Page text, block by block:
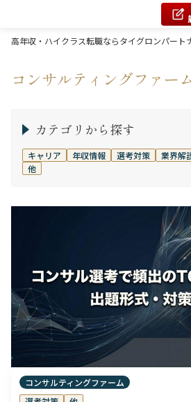
高年収・ハイクラス転職ならタイグロンパート
コンサルティングファー
カテゴリから探す
キャリア 年収情報 選考対策 業界解
他
コンサルティングファーム